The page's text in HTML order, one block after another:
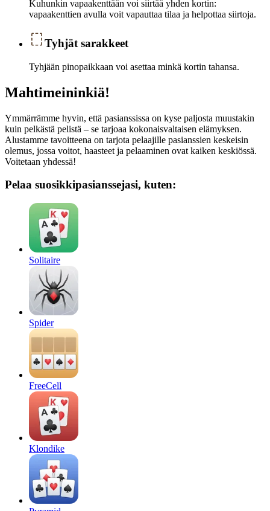
Kuhunkin vapaakenttään voi siirtää yhden kortin:
vapaakenttien avulla voit vapauttaa tilaa ja helpottaa siirtoja.
Tyhjät sarakkeet
Tyhjään pinopaikkaan voi asettaa minkä kortin tahansa.
Mahtimeininkiä!
Ymmärrämme hyvin, että pasianssissa on kyse paljosta muustakin
kuin pelkästä pelistä – se tarjoaa kokonaisvaltaisen elämyksen.
Alustamme tavoitteena on tarjota pelaajille pasianssien keskeisin
olemus, jossa voitot, haasteet ja pelaaminen ovat kaiken keskiössä.
Voitetaan yhdessä!
Pelaa suosikkipasianssejasi, kuten:
Solitaire
Spider
FreeCell
Klondike